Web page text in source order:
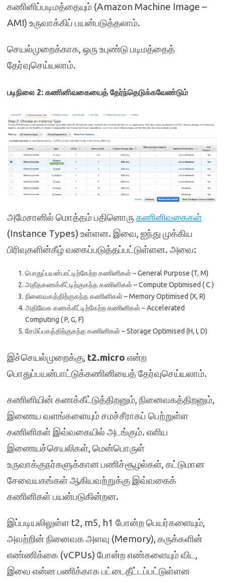
கணினிப்படிமத்தையும் (Amazon Machine Image –
AMI) உருவாக்கிப் பயன்படுத்தலாம்.
செயல்முறைக்காக, ஒரு உபுண்டு படிமத்தைத்
தேர்வுசெய்யலாம்.
படிநிலை 2: கணினிவகையைத் தேர்ந்தெடுக்கவேண்டும்
அமேசானில் மொத்தம் பதினொருகணினிவகைகள்
(Instance Types) உள்ளன. இவை, ஐந்து முக்கிய
பிரிவுகளின்கீழ் வகைப்படுத்தப்பட்டுள்ளன. அவை:
பொதுப்பயன்பாட்டிற்கேற்ற கணினிகள் – General Purpose (T, M)
அதீதகணக்கீட்டிற்குகந்த கணினிகள் – Compute Optimised ( C )
நினைவகத்திற்குகந்த கணினிகள் – Memory Optimised (X, R)
அதிவேக கணக்கீட்டிற்கேற்ற கணினிகள் – Accelerated
Computing ( P, G, F)
சேமிப்பகத்திற்குகந்த கணினிகள் – Storage Optimised (H, I, D)
இச்செயல்முறைக்கு, t2.micro என்ற
பொதுப்பயன்பாட்டுக்கணினியைத்தேர்வுசெய்யலாம்.
கணினியின் கணக்கீட்டுத்திறனும், நினைவகத்திறனும்,
இணைய வளங்களையும் சமச்சீராகப் பெற்றுள்ள
கணினிகள் இவ்வகையில் அடங்கும். எளிய
இணையச்செயலிகள், மென்பொருள்
உருவாக்குநர்களுக்கான பணிச்சூழல்கள், கட்டுமான
சேவையகங்கள் ஆகியவற்றுக்கு இவ்வகைக்
கணினிகள் பயன்படுகின்றன.
இப்படியலிலுள்ள t2, m5, h1 போன்ற பெயர்களையும்,
அவற்றின் நினைவக அளவு (Memory), கருக்களின்
எண்ணிக்கை (vCPUs) போன்ற எண்களையும் விட,
இவை என்ன பணிக்காக பட்டைதீட்டப்பட்டுள்ளன